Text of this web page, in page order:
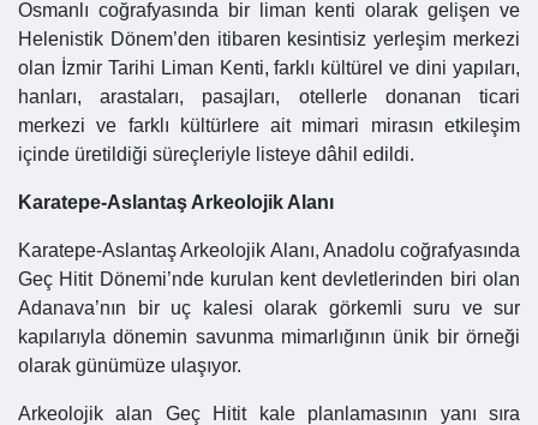
Osmanlı coğrafyasında bir liman kenti olarak gelişen ve
Helenistik Dönem’den itibaren kesintisiz yerleşim merkezi
olan İzmir Tarihi Liman Kenti, farklı kültürel ve dini yapıları,
hanları, arastaları, pasajları, otellerle donanan ticari
merkezi ve farklı kültürlere ait mimari mirasın etkileşim
içinde üretildiği süreçleriyle listeye dâhil edildi.
Karatepe-Aslantaş Arkeolojik Alanı
Karatepe-Aslantaş Arkeolojik Alanı, Anadolu coğrafyasında
Geç Hitit Dönemi’nde kurulan kent devletlerinden biri olan
Adanava’nın bir uç kalesi olarak görkemli suru ve sur
kapılarıyla dönemin savunma mimarlığının ünik bir örneği
olarak günümüze ulaşıyor.
Arkeolojik alan Geç Hitit kale planlamasının yanı sıra